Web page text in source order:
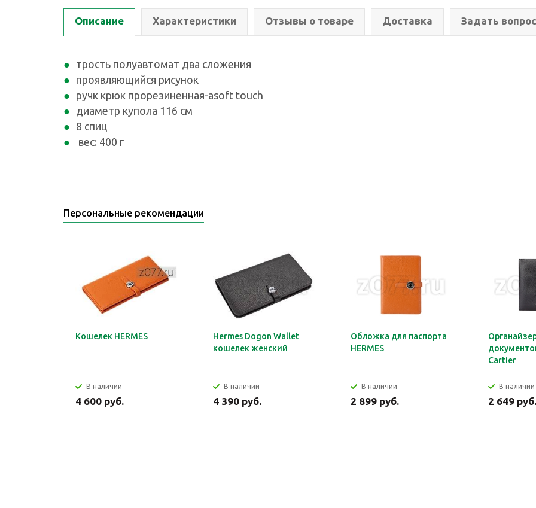
Описание Характеристики Отзывы о товаре Доставка Задать вопрос
трость полуавтомат два сложения
проявляющийся рисунок
ручк крюк прорезиненная-аsoft touch
диаметр купола 116 см
8 спиц
вес: 400 г
Персональные рекомендации
Кошелек HERMES
В наличии
4 600 руб.
Hermes Dogon Wallet
кошелек женский
В наличии
4 390 руб.
Обложка для паспорта
HERMES
В наличии
2 899 руб.
Cartier
В наличии
2 649 руб.